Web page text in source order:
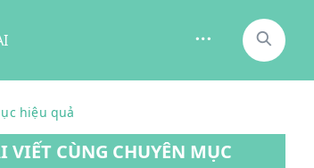
hiệu quả
VIẾT CÙNG CHUYÊN MỤC